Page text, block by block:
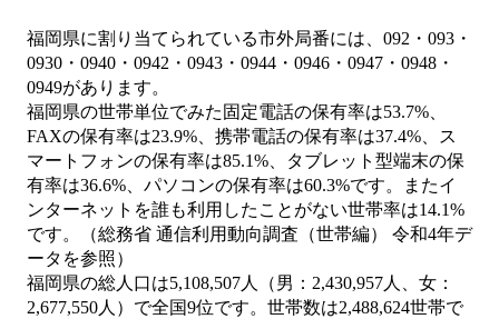
福岡県に割り当てられている市外局番には、092・093・
0930・0940・0942・0943・0944・0946・0947・0948・
0949があります。
福岡県の世帯単位でみた固定電話の保有率は53.7%、
FAXの保有率は23.9%、携帯電話の保有率は37.4%、ス
マートフォンの保有率は85.1%、タブレット型端末の保
有率は36.6%、パソコンの保有率は60.3%です。またイ
ンターネットを誰も利用したことがない世帯率は14.1%
です。（総務省 通信利用動向調査（世帯編） 令和4年デ
ータを参照）
福岡県の総人口は5,108,507人（男：2,430,957人、女：
2,677,550人）で全国9位です。世帯数は2,488,624世帯で